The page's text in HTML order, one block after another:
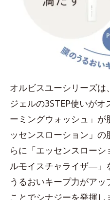
オルビスユーシリーズ
ジェルの3STEP使いがオ
ーミングウォッシュ」が
ッセンスローション」
らに「エッセンスローシ
ルモイスチャライザ―」
うるおいキープ力がアッ
ことでシナジーを発揮し